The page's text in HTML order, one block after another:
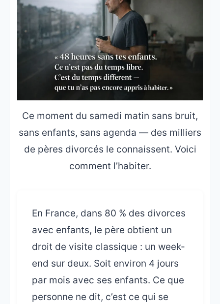
Ce moment du samedi matin sans bruit,
sans enfants, sans agenda — des milliers
de pères divorcés le connaissent. Voici
comment l’habiter.
En France, dans 80 % des divorces
avec enfants, le père obtient un
droit de visite classique : un week-
end sur deux. Soit environ 4 jours
par mois avec ses enfants. Ce que
personne ne dit, c’est ce qui se